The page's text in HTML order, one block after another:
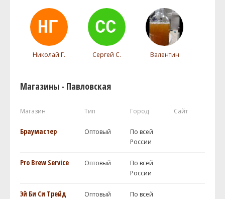
Николай Г. Сергей С. Валентин
Магазины - Павловская
Магазин Тип Город Сайт
Браумастер Оптовый
По всей
России
Pro Brew Service Оптовый
По всей
России
Эй Би Си Трейд Оптовый
По всей